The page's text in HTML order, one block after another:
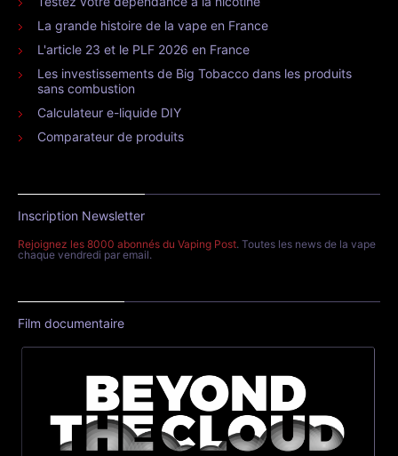
La grande histoire de la vape en France
L'article 23 et le PLF 2026 en France
Les investissements de Big Tobacco dans les produits
sans combustion
Calculateur e-liquide DIY
Comparateur de produits
Inscription Newsletter
Rejoignez les 8000 abonnés du Vaping Post. Toutes les news de la vape
chaque vendredi par email.
Film documentaire